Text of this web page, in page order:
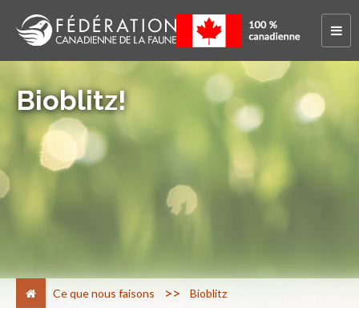
Bioblitz!
Ce que nous faisons > Bioblitz